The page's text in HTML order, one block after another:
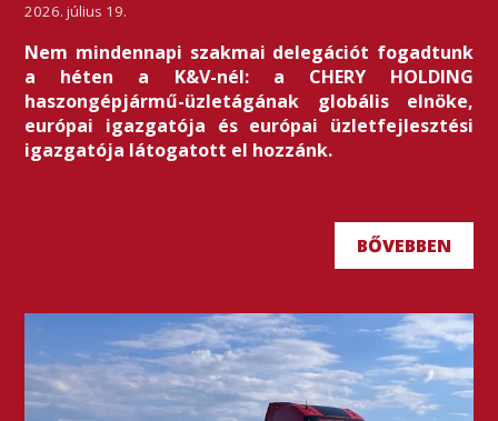
2026. július 19.
Nem mindennapi szakmai delegációt fogadtunk
a héten a K&V-nél: a CHERY HOLDING
haszongépjármű-üzletágának globális elnöke,
európai igazgatója és európai üzletfejlesztési
igazgatója látogatott el hozzánk.
BŐVEBBEN